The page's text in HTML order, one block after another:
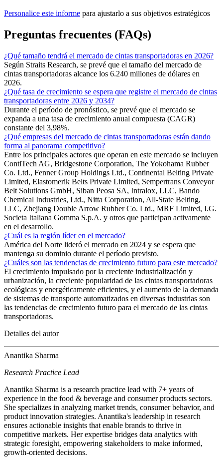
Personalice este informe para ajustarlo a sus objetivos estratégicos
Preguntas frecuentes (FAQs)
¿Qué tamaño tendrá el mercado de cintas transportadoras en 2026?
Según Straits Research, se prevé que el tamaño del mercado de
cintas transportadoras alcance los 6.240 millones de dólares en
2026.
¿Qué tasa de crecimiento se espera que registre el mercado de cintas
transportadoras entre 2026 y 2034?
Durante el período de pronóstico, se prevé que el mercado se
expanda a una tasa de crecimiento anual compuesta (CAGR)
constante del 3,98%.
¿Qué empresas del mercado de cintas transportadoras están dando
forma al panorama competitivo?
Entre los principales actores que operan en este mercado se incluyen
ContiTech AG, Bridgestone Corporation, The Yokohama Rubber
Co. Ltd., Fenner Group Holdings Ltd., Continental Belting Private
Limited, Elastomerik Belts Private Limited, Sempertrans Conveyor
Belt Solutions GmbH, Siban Peosa SA, Intralox, LLC, Bando
Chemical Industries, Ltd., Nitta Corporation, All-State Belting,
LLC, Zhejiang Double Arrow Rubber Co. Ltd., MRF Limited, I.G.
Societa Italiana Gomma S.p.A. y otros que participan activamente
en el desarrollo.
¿Cuál es la región líder en el mercado?
América del Norte lideró el mercado en 2024 y se espera que
mantenga su dominio durante el período previsto.
¿Cuáles son las tendencias de crecimiento futuro para este mercado?
El crecimiento impulsado por la creciente industrialización y
urbanización, la creciente popularidad de las cintas transportadoras
ecológicas y energéticamente eficientes, y el aumento de la demanda
de sistemas de transporte automatizados en diversas industrias son
las tendencias de crecimiento futuro para el mercado de las cintas
transportadoras.
Detalles del autor
Anantika Sharma
Research Practice Lead
Anantika Sharma is a research practice lead with 7+ years of
experience in the food & beverage and consumer products sectors.
She specializes in analyzing market trends, consumer behavior, and
product innovation strategies. Anantika's leadership in research
ensures actionable insights that enable brands to thrive in
competitive markets. Her expertise bridges data analytics with
strategic foresight, empowering stakeholders to make informed,
growth-oriented decisions.